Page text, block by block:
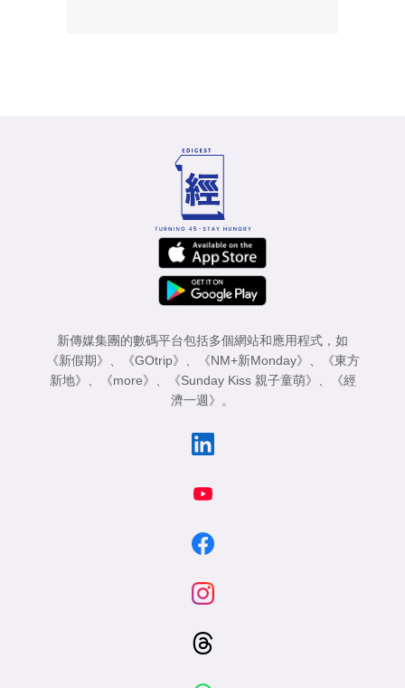
新傳媒集團的數碼平台包括多個網站和應用程式，如
《新假期》
《GOtrip》 《NM+新Monday》
《東方
新地》
《more》 《Sunday Kiss 親子童萌》
《經
濟一週》
。